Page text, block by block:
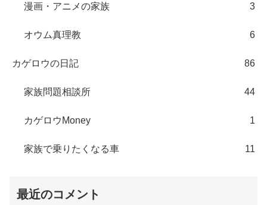
漫画・アニメの家族 3
オウム真理教 6
カゲロウの日記 86
家族問題相談所 44
カゲロウMoney 1
家族で乗りたくなる車 11
最近のコメント